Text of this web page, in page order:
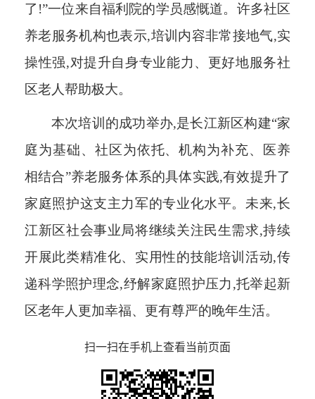
了!”一位来自福利院的学员感慨道。许多社区
养老服务机构也表示,培训内容非常接地气,实
操性强,对提升自身专业能力、更好地服务社
区老人帮助极大。
本次培训的成功举办,是长江新区构建“家
庭为基础、社区为依托、机构为补充、医养
相结合”养老服务体系的具体实践,有效提升了
家庭照护这支主力军的专业化水平。未来,长
江新区社会事业局将继续关注民生需求,持续
开展此类精准化、实用性的技能培训活动,传
递科学照护理念,纾解家庭照护压力,托举起新
区老年人更加幸福、更有尊严的晚年生活。
扫一扫在手机上查看当前页面